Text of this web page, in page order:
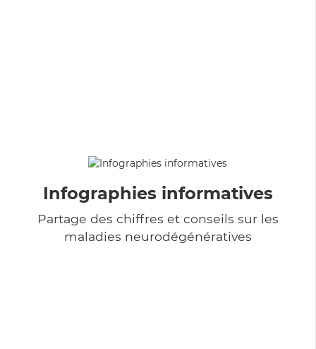
Infographies informatives
Partage des chiffres et conseils sur les
maladies neurodégénératives